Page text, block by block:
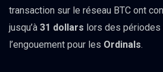
transaction sur le réseau BTC ont
jusqu’à 31 dollars lors des
l’engouement pour les Ordinals.